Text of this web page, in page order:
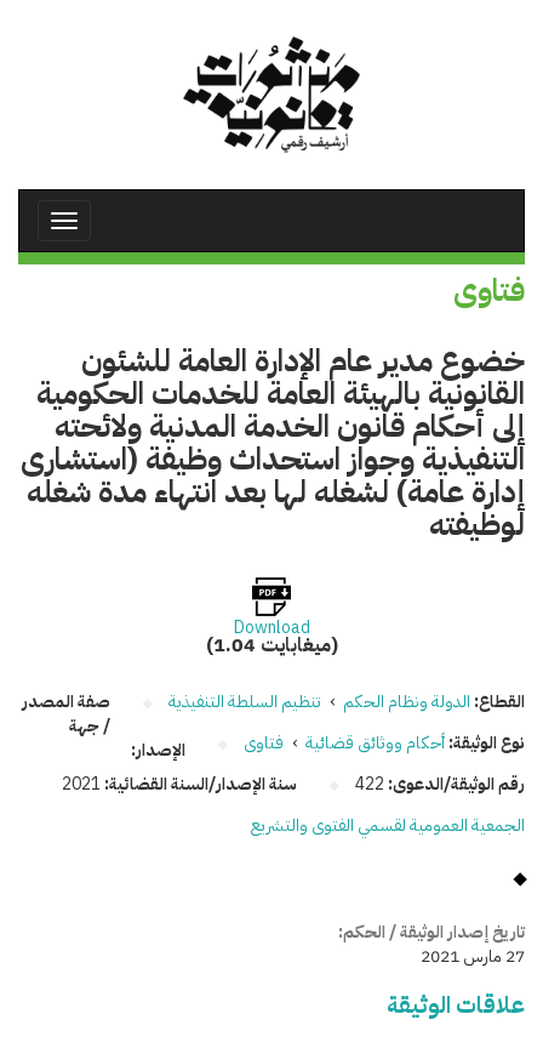
Toggle
فتاوى
خضوع مدير عام الإدارة العامة للشئون
القانونية بالهيئة العامة للخدمات الحكومية
إلى أحكام قانون الخدمة المدنية ولائحته
التنفيذية وجواز استحداث وظيفة (استشارى
إدارة عامة) لشغله لها بعد انتهاء مدة شغله
لوظيفته
Download
(1.04 ميغابايت)
القطاع: الدولة ونظام الحكم › تنظيم السلطة التنفيذية
نوع الوثيقة:أحكام ووثائق قضائية › فتاوى
رقم الوثيقة/الدعوى: 422 سنة الإصدار/السنة القضائية: 2021
صفة المصدر
/ جهة
الإصدار:
الجمعية العمومية لقسمي الفتوى والتشريع
تاريخ إصدار الوثيقة / الحكم:
27 مارس 2021
علاقات الوثيقة